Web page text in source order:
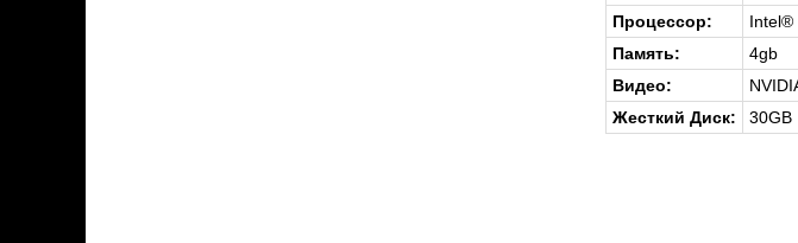
Процессор:
Intel®
Память:
4gb
Видео:
Жесткий Диск:
30GB